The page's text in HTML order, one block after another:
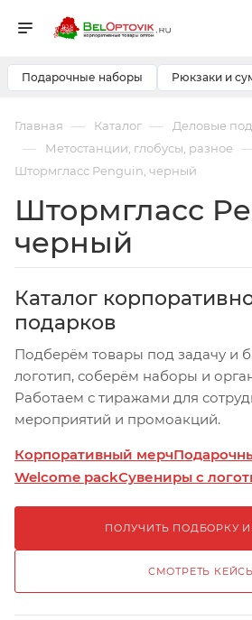
Подарочные наборы Рюкзаки и
Главная — Каталог — Деловые
— Метостанции, глобусы, разное
Штормгласс Penguin, черный
Штормгласс
черный
Каталог
подарков
Подберём товары под задачу и
логотип, соберём наборы и
Работаем с тиражами для
мероприятий и промоакций.
Корпоративный мерч
Welcome packСувениры с
ПОЛУЧИТЬ ПОДБОРКУ И
СМОТРЕТЬ